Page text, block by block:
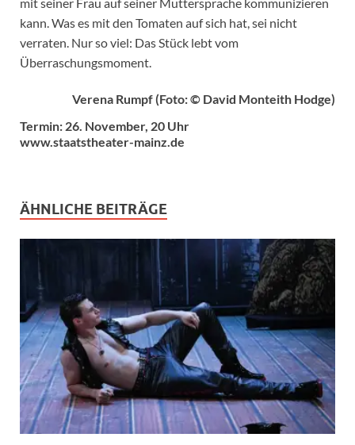
kann. Was es mit den Tomaten auf sich hat, sei nicht
verraten. Nur so viel: Das Stück lebt vom
Überraschungsmoment.
Verena Rumpf (Foto: © David Monteith Hodge)
Termin: 26. November, 20 Uhr
www.staatstheater-mainz.de
ÄHNLICHE BEITRÄGE